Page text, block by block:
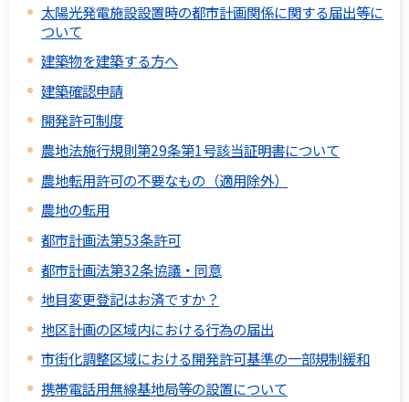
太陽光発電施設設置時の都市計画関係に関する届出等に
ついて
建築物を建築する方へ
建築確認申請
開発許可制度
農地法施行規則第29条第1号該当証明書について
農地転用許可の不要なもの（適用除外）
農地の転用
都市計画法第53条許可
都市計画法第32条協議・同意
地目変更登記はお済ですか？
地区計画の区域内における行為の届出
市街化調整区域における開発許可基準の一部規制緩和
携帯電話用無線基地局等の設置について